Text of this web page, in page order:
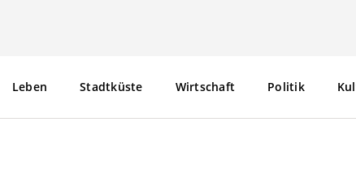
Leben Stadtküste Wirtschaft Politik